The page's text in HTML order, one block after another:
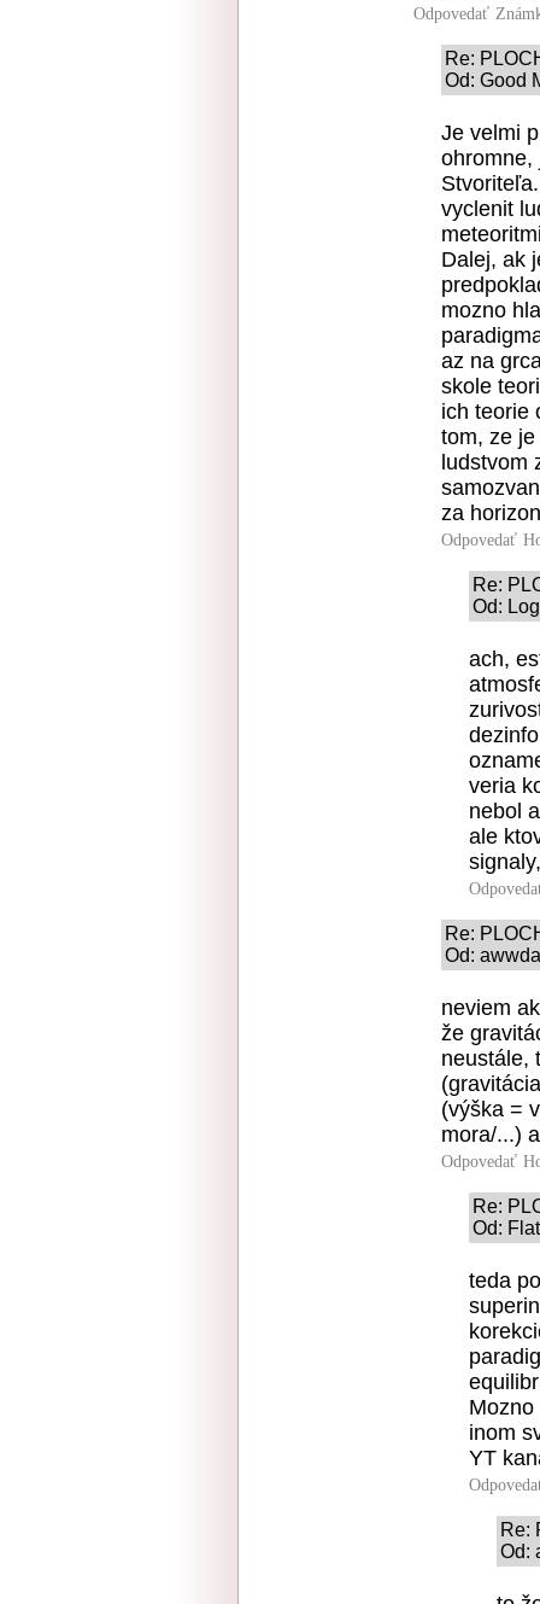
Odpovedať
Re:
Od: Good
Je velmi
ohromne,
vyclenit
Dalej, ak
mozno
az na
skole
ich teorie
tom, ze
ludstvom
za
Odpovedať
Re:
Od:
ach,
veria
nebol
ale
Re:
Od:
neviem
že
neustále,
(výška =
mora/...)
Odpovedať
Re:
Od:
teda
inom
YT
Re:
Od: